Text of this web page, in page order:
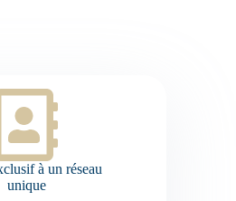
à un réseau
unique